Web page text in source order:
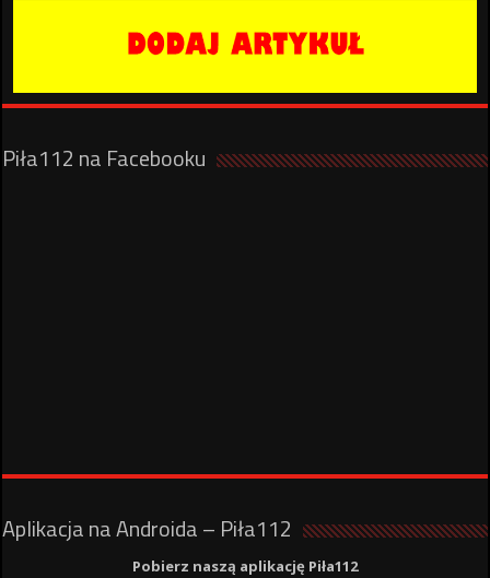
Piła112 na Facebooku
Aplikacja na Androida – Piła112
Pobierz naszą aplikację Piła112